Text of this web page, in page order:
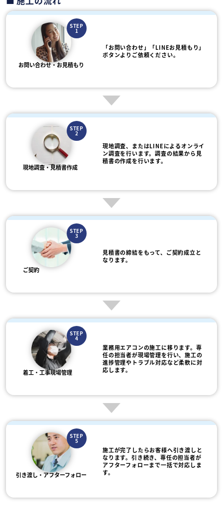
STEP
1
お問い合わせ・お見積もり
「お問い合わせ」「LINEお見積もり」
ボタンよりご依頼ください。
STEP
2
現地調査・見積書作成
現地調査、またはLINEによるオンライ
ン調査を行います。調査の結果から見
積書の作成を行います。
STEP
3
ご契約
見積書の締結をもって、ご契約成立と
なります。
STEP
4
着工・工事現場管理
業務用エアコンの施工に移ります。専
任の担当者が現場管理を行い、施工の
進捗管理やトラブル対応など柔軟に対
応します。
STEP
5
引き渡し・アフターフォロー
施工が完了したらお客様へ引き渡しと
なります。引き続き、専任の担当者が
アフターフォローまで一括で対応しま
す。